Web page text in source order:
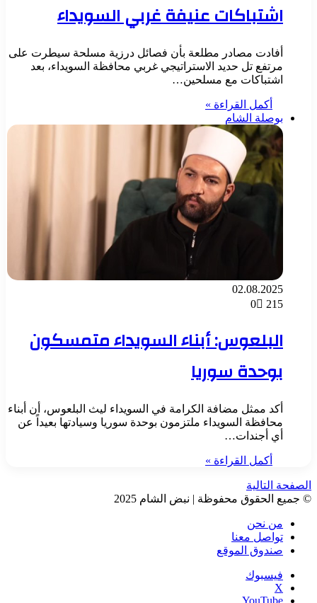
اشتباكات عنيفة غربي السويداء
أفادت مصادر مطلعة بأن فصائل درزية مسلحة سيطرت على
مرتفع تل حديد الاستراتيجي غربي محافظة السويداء، بعد
اشتباكات مع مسلحين…
أكمل القراءة »
بوصلة الشام
02.08.2025
0
215
البلعوس: أبناء السويداء متمسكون
بوحدة سوريا
أكد ممثل مضافة الكرامة في السويداء ليث البلعوس، أن أبناء
محافظة السويداء ملتزمون بوحدة سوريا وسيادتها بعيداً عن
أي أجندات…
أكمل القراءة »
الصفحة التالية
© جميع الحقوق محفوظة | نبض الشام 2025
من نحن
تواصل معنا
صندوق الموقع
فيسبوك
‫X
‫YouTube